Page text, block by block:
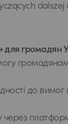
dalszej
для громадян
до